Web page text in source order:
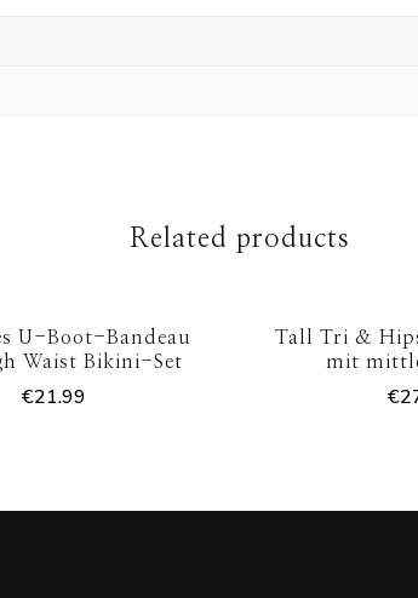
Related products
U-Boot-Bandeau
Waist Bikini-Set
€21.99
Tall Tri &
mit
€